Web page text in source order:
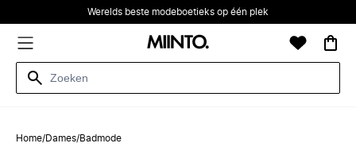
Werelds beste modeboetieks op één plek
Home/Dames/Badmode